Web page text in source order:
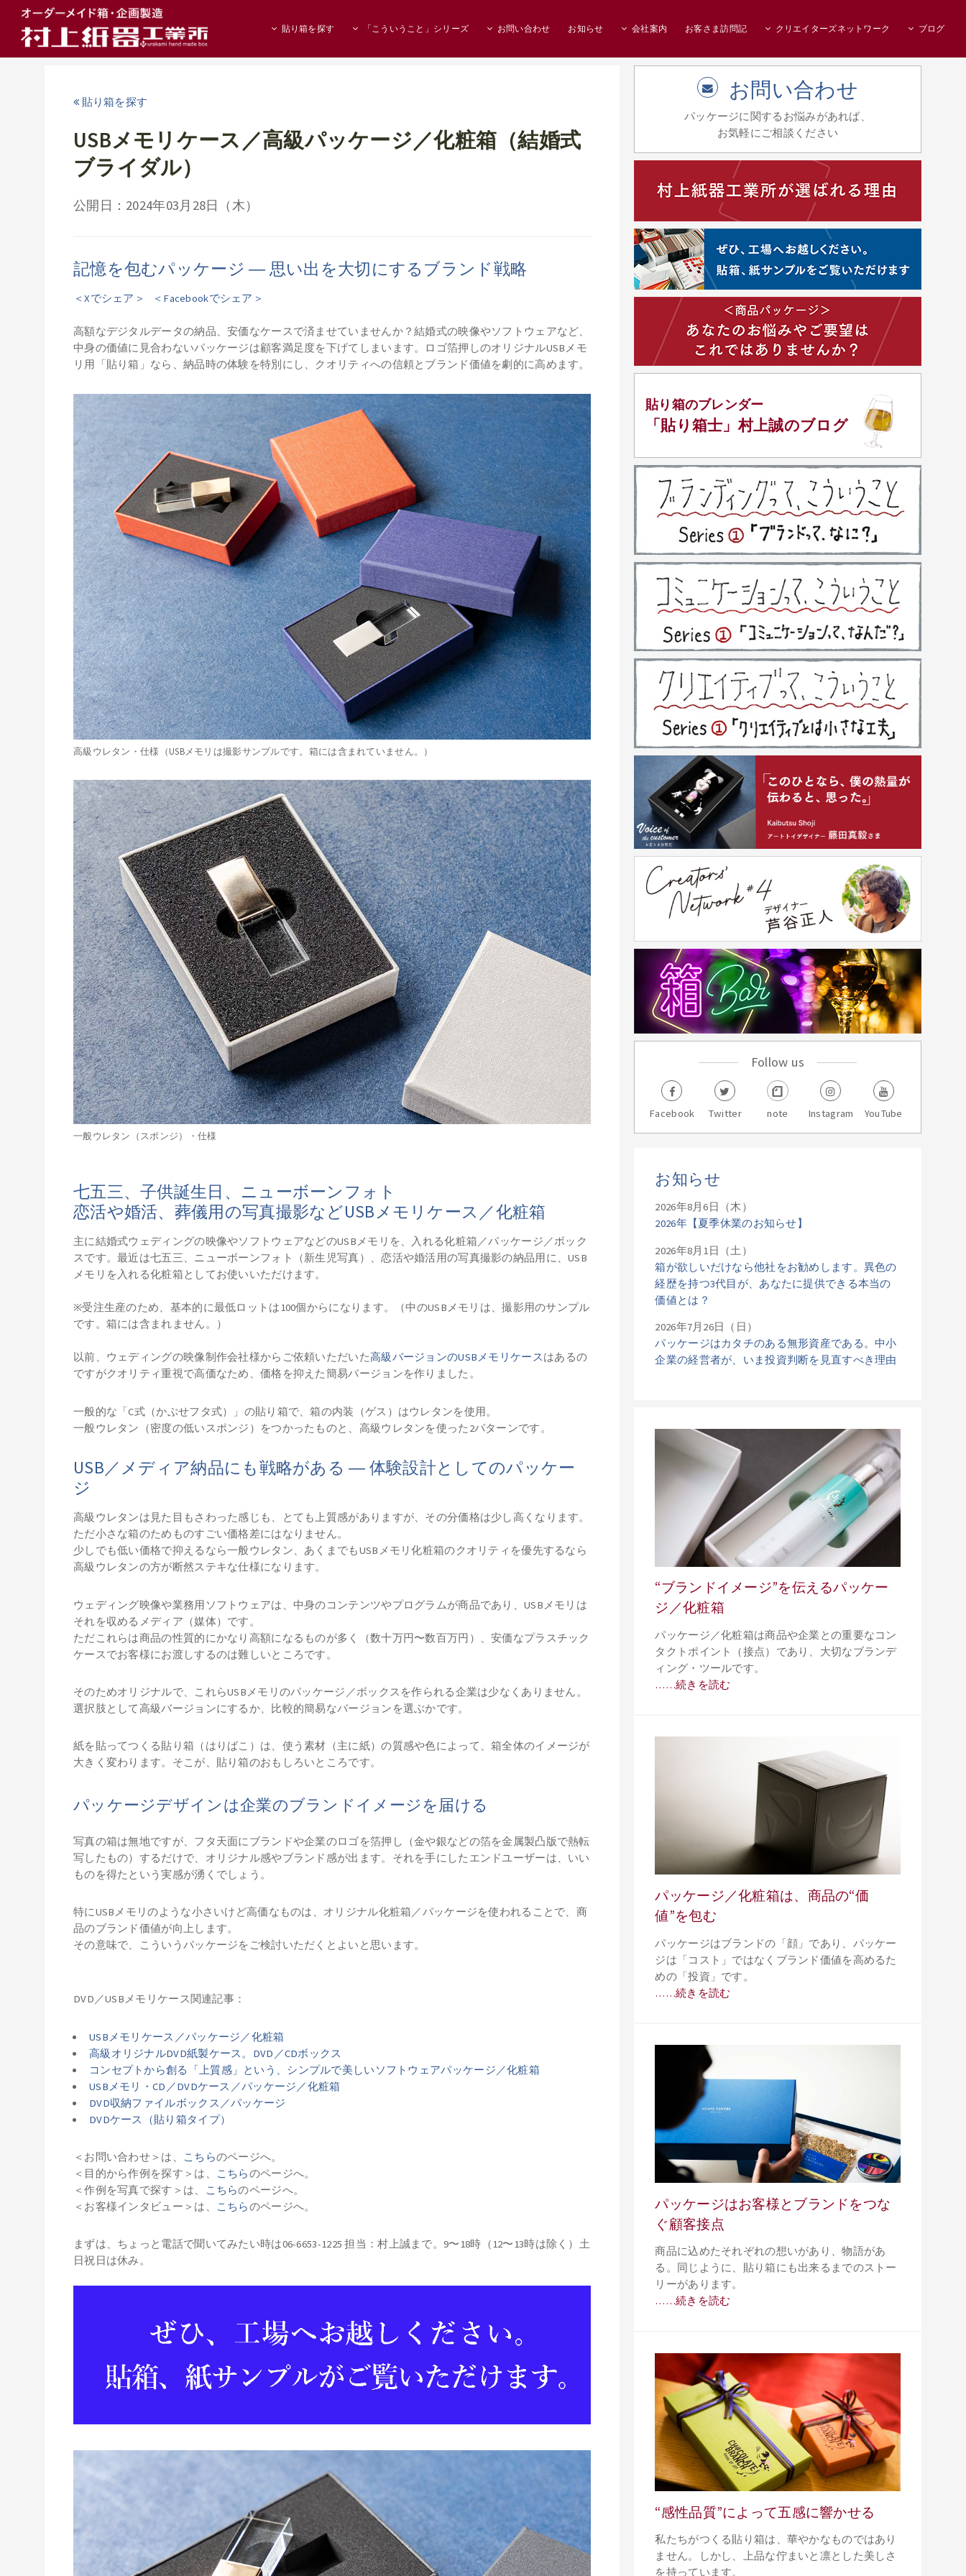
貼り箱を探す 「こういうこと」シリーズ お問い合わせ お知らせ 会社案内 お客さま訪問記 クリエイターズネットワーク ブログ
貼り箱を探す
USBメモリケース／高級パッケージ／化粧箱（結婚式
ブライダル）
公開日：2024年03月28日（木）
記憶を包むパッケージ ― 思い出を大切にするブランド戦略
＜Xでシェア＞ ＜Facebookでシェア＞
高額なデジタルデータの納品、安価なケースで済ませていませんか？結婚式の映像やソフトウェアなど、
中身の価値に見合わないパッケージは顧客満足度を下げてしまいます。ロゴ箔押しのオリジナルUSBメモ
リ用「貼り箱」なら、納品時の体験を特別にし、クオリティへの信頼とブランド価値を劇的に高めます。
高級ウレタン・仕様（USBメモリは撮影サンプルです。箱には含まれていません。）
一般ウレタン（スポンジ）・仕様
七五三、子供誕生日、ニューボーンフォト
恋活や婚活、葬儀用の写真撮影などUSBメモリケース／化粧箱
主に結婚式ウェディングの映像やソフトウェアなどのUSBメモリを、入れる化粧箱／パッケージ／ボック
スです。最近は七五三、ニューボーンフォト（新生児写真）、恋活や婚活用の写真撮影の納品用に、USB
メモリを入れる化粧箱としてお使いいただけます。
※受注生産のため、基本的に最低ロットは100個からになります。（中のUSBメモリは、撮影用のサンプル
です。箱には含まれません。）
以前、ウェディングの映像制作会社様からご依頼いただいた高級バージョンのUSBメモリケースはあるの
ですがクオリティ重視で高価なため、価格を抑えた簡易バージョンを作りました。
一般的な「C式（かぶせフタ式）」の貼り箱で、箱の内装（ゲス）はウレタンを使用。
一般ウレタン（密度の低いスポンジ）をつかったものと、高級ウレタンを使った2パターンです。
USB／メディア納品にも戦略がある ― 体験設計としてのパッケー
ジ
高級ウレタンは見た目もさわった感じも、とても上質感がありますが、その分価格は少し高くなります。
ただ小さな箱のためものすごい価格差にはなりません。
少しでも低い価格で抑えるなら一般ウレタン、あくまでもUSBメモリ化粧箱のクオリティを優先するなら
高級ウレタンの方が断然ステキな仕様になります。
ウェディング映像や業務用ソフトウェアは、中身のコンテンツやプログラムが商品であり、USBメモリは
それを収めるメディア（媒体）です。
ただこれらは商品の性質的にかなり高額になるものが多く（数十万円〜数百万円）、安価なプラスチック
ケースでお客様にお渡しするのは難しいところです。
そのためオリジナルで、これらUSBメモリのパッケージ／ボックスを作られる企業は少なくありません。
選択肢として高級バージョンにするか、比較的簡易なバージョンを選ぶかです。
紙を貼ってつくる貼り箱（はりばこ）は、使う素材（主に紙）の質感や色によって、箱全体のイメージが
大きく変わります。そこが、貼り箱のおもしろいところです。
パッケージデザインは企業のブランドイメージを届ける
写真の箱は無地ですが、フタ天面にブランドや企業のロゴを箔押し（金や銀などの箔を金属製凸版で熱転
写したもの）するだけで、オリジナル感やブランド感が出ます。それを手にしたエンドユーザーは、いい
ものを得たという実感が湧くでしょう。
特にUSBメモリのような小さいけど高価なものは、オリジナル化粧箱／パッケージを使われることで、商
品のブランド価値が向上します。
その意味で、こういうパッケージをご検討いただくとよいと思います。
DVD／USBメモリケース関連記事：
USBメモリケース／パッケージ／化粧箱
高級オリジナルDVD紙製ケース。DVD／CDボックス
コンセプトから創る「上質感」という、シンプルで美しいソフトウェアパッケージ／化粧箱
USBメモリ・CD／DVDケース／パッケージ／化粧箱
DVD収納ファイルボックス／パッケージ
DVDケース（貼り箱タイプ）
＜お問い合わせ＞は、 こちらのページへ。
＜目的から作例を探す＞は、
こちらのページへ。
＜作例を写真で探す＞は、
こちらのページへ。
＜お客様インタビュー＞は、
こちらのページへ。
まずは、ちょっと電話で聞いてみたい時は06-6653-1225 担当：村上誠まで。9〜18時（12〜13時は除く）土
日祝日は休み。
お問い合わせ
パッケージに関するお悩みがあれば、
お気軽にご相談ください
貼り箱のブレンダー
「貼り箱士」村上誠のブログ
Follow us
Facebook Twitter note Instagram YouTube
お知らせ
2026年【夏季休業のお知らせ】
2026年8月6日（木）
箱が欲しいだけなら他社をお勧めします。異色の
経歴を持つ3代目が、あなたに提供できる本当の
価値とは？
2026年8月1日（土）
パッケージはカタチのある無形資産である。中小
企業の経営者が、いま投資判断を見直すべき理由
2026年7月26日（日）
“ブランドイメージ”を伝えるパッケー
ジ／化粧箱
パッケージ／化粧箱は商品や企業との重要なコン
タクトポイント（接点）であり、大切なブランデ
ィング・ツールです。
……続きを読む
パッケージ／化粧箱は、商品の“価
値”を包む
パッケージはブランドの「顔」であり、パッケー
ジは「コスト」ではなくブランド価値を高めるた
めの「投資」です。
……続きを読む
パッケージはお客様とブランドをつな
ぐ顧客接点
商品に込めたそれぞれの想いがあり、物語があ
る。同じように、貼り箱にも出来るまでのストー
リーがあります。
……続きを読む
“感性品質”によって五感に響かせる
私たちがつくる貼り箱は、華やかなものではあり
ません。しかし、上品な佇まいと凛とした美しさ
を持っています。